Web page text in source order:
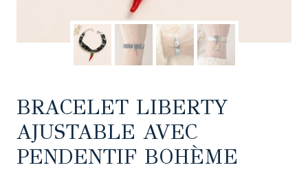
BRACELET LIBERTY
AJUSTABLE AVEC
PENDENTIF BOHÈME